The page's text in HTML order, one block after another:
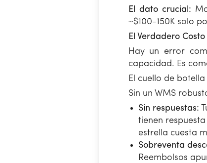
El dato crucial:
~$100-150K solo
El Verdadero
Hay un error
capacidad. Es
El cuello de
Sin un WMS
Sin respuestas:
tienen
estrella cuesta
Sobreventa
Reembolsos